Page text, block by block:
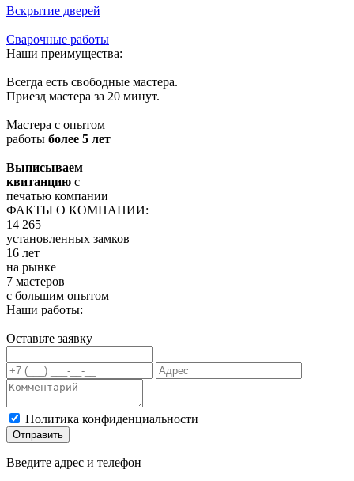
Вскрытие дверей
Сварочные работы
Наши преимущества:
Всегда есть свободные мастера.
Приезд мастера за 20 минут.
Мастера с опытом
работы более 5 лет
Выписываем
квитанцию с
печатью компании
ФАКТЫ О КОМПАНИИ:
14 265
установленных замков
16 лет
на рынке
7 мастеров
с большим опытом
Наши работы:
Оставьте заявку
Политика конфиденциальности
Отправить
Введите адрес и телефон